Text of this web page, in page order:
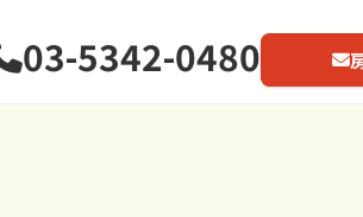
03-5342-0480